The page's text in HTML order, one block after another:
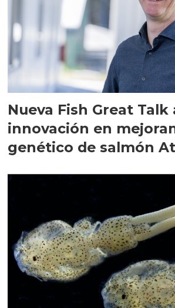
Nueva Fish Great Talk
innovación en
genético de salmón